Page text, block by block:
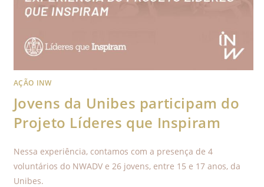
AÇÃO INW
Jovens da Unibes participam do
Projeto Líderes que Inspiram
Nessa experiência, contamos com a presença de 4
voluntários do NWADV e 26 jovens, entre 15 e 17 anos, da
Unibes.